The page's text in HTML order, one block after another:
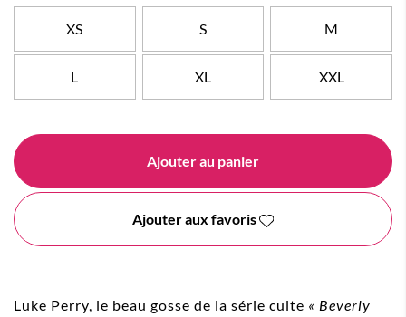
XS S M
L XL XXL
Ajouter au panier
Ajouter aux favoris
Luke Perry, le beau gosse de la série culte « Beverly